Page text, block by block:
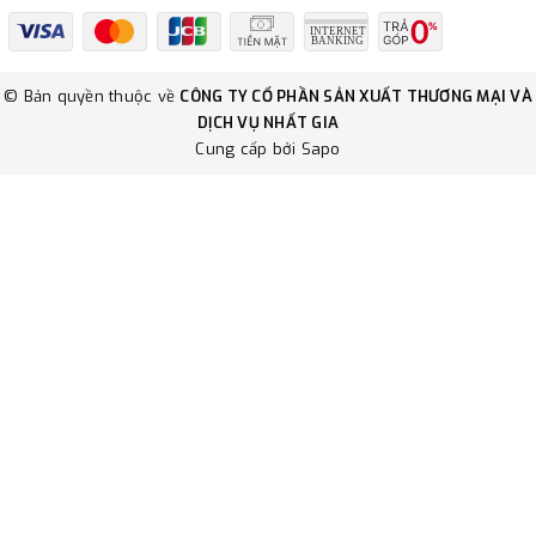
© Bản quyền thuộc về CÔNG TY CỔ PHẦN SẢN XUẤT THƯƠNG MẠI VÀ
DỊCH VỤ NHẤT GIA
Cung cấp bởi Sapo